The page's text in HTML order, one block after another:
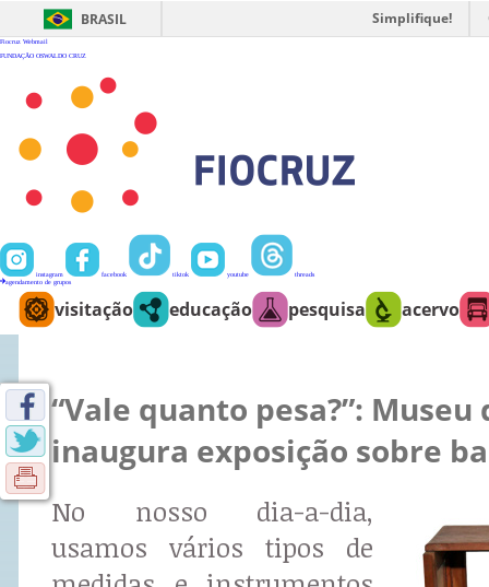
BRASIL Simplifique!
Fiocruz Webmail
FUNDAÇÃO OSWALDO CRUZ
instagram facebook tiktok youtube
threads
agendamento de grupos
visitação educação pesquisa acervo
“Vale quanto pesa?”: Museu
inaugura exposição sobre
No nosso dia-a-dia,
usamos vários tipos de